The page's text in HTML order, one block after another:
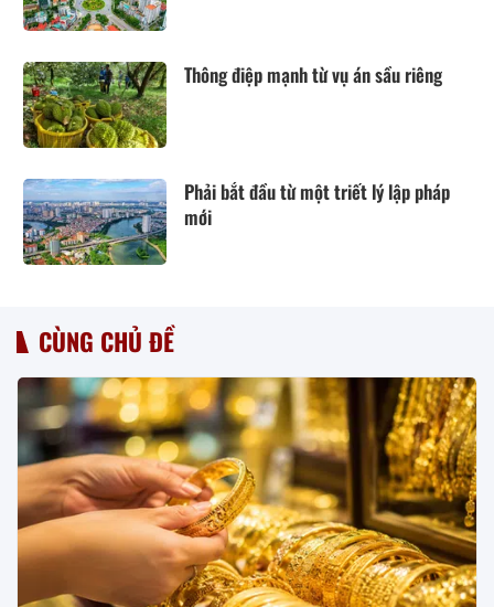
Thông điệp mạnh từ vụ án sầu riêng
Phải bắt đầu từ một triết lý lập pháp
mới
CÙNG CHỦ ĐỀ